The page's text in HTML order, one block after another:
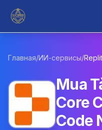
Главная/ИИ-сервисы/Replit
Mua
Core
Code